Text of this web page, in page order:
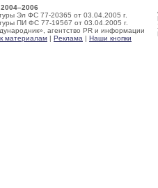
Эл ФС 77-20365 от 03.04.2005 г.
ПИ ФС 77-19567 от 03.04.2005 г.
агентство PR и информации
материалам | Реклама | Наши кнопки